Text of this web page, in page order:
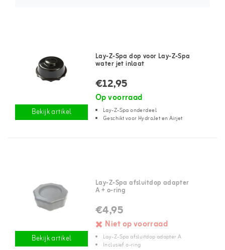
Bekijk artikel
Lay-Z-Spa dop voor Lay-Z-Spa
water jet inlaat
€12,95
Op voorraad
Lay-Z-Spa onderdeel
Geschikt voor HydroJet en Airjet
Bekijk artikel
Lay-Z-Spa afsluitdop adapter
A + o-ring
€4,95
Niet op voorraad
Lay-Z-Spa afsluitdop adapter A
Inclusief o-ring